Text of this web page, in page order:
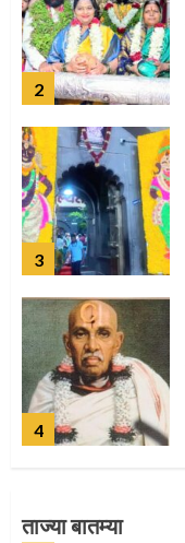
3
4
5
ताज्या बातम्या